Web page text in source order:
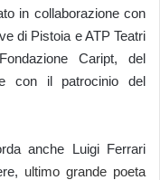
in collaborazione con
di Pistoia e ATP Teatri
Caript, del
con il patrocinio del
anche Luigi Ferrari
ultimo grande poeta